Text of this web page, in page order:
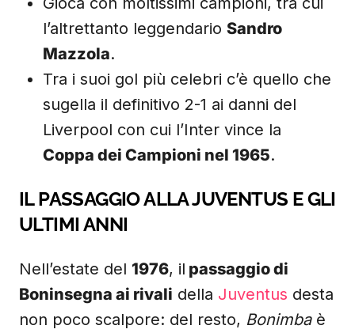
l’altrettanto leggendario Sandro
Mazzola.
Tra i suoi gol più celebri c’è quello che
sugella il definitivo 2-1 ai danni del
Liverpool con cui l’Inter vince la
Coppa dei Campioni nel 1965.
IL PASSAGGIO ALLA JUVENTUS E GLI
ULTIMI ANNI
Nell’estate del 1976, il passaggio di
Boninsegna ai rivali della Juventus desta
non poco scalpore: del resto, Bonimbaè